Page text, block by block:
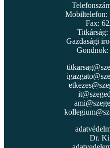
Mobiltelefon:
Fax:
Titkárság:
Gazdasági
Gondnok:
Dr.